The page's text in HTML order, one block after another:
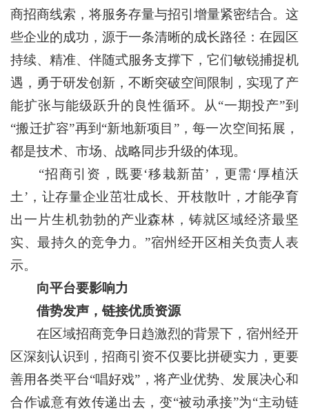
商招商线索，将服务存量与招引增量紧密结合。这
些企业的成功，源于一条清晰的成长路径：在园区
持续、精准、伴随式服务支撑下，它们敏锐捕捉机
遇，勇于研发创新，不断突破空间限制，实现了产
能扩张与能级跃升的良性循环。从“一期投产”到
“搬迁扩容”再到“新地新项目”，每一次空间拓展，
都是技术、市场、战略同步升级的体现。
“招商引资，既要‘移栽新苗’，更需‘厚植沃
土’，让存量企业茁壮成长、开枝散叶，才能孕育
出一片生机勃勃的产业森林，铸就区域经济最坚
实、最持久的竞争力。”宿州经开区相关负责人表
示。
向平台要影响力
借势发声，链接优质资源
在区域招商竞争日趋激烈的背景下，宿州经开
区深刻认识到，招商引资不仅要比拼硬实力，更要
善用各类平台“唱好戏”，将产业优势、发展决心和
合作诚意有效传递出去，变“被动承接”为“主动链